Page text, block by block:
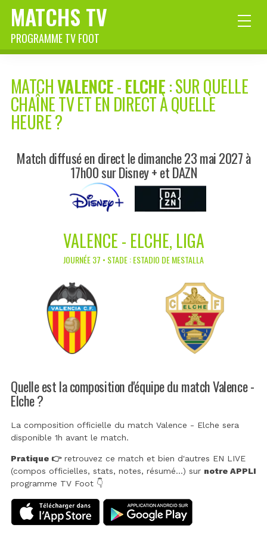
MATCHS TV
PROGRAMME TV FOOT
MATCHVALENCE-ELCHE: SUR QUELLE
CHAÎNE TV ET EN DIRECT À QUELLE
HEURE ?
Match diffusé en direct le dimanche 23 mai 2027 à
17h00 sur Disney + et DAZN
VALENCE - ELCHE, LIGA
JOURNÉE 37 • STADE : ESTADIO DE MESTALLA
Quelle est la composition d'équipe du match Valence -
Elche ?
La composition officielle du match Valence - Elche sera
disponible 1h avant le match.
Pratique 👉retrouvez ce match et bien d'autres EN LIVE
(compos officielles, stats, notes, résumé...) sur notre APPLI
programme TV Foot 👇